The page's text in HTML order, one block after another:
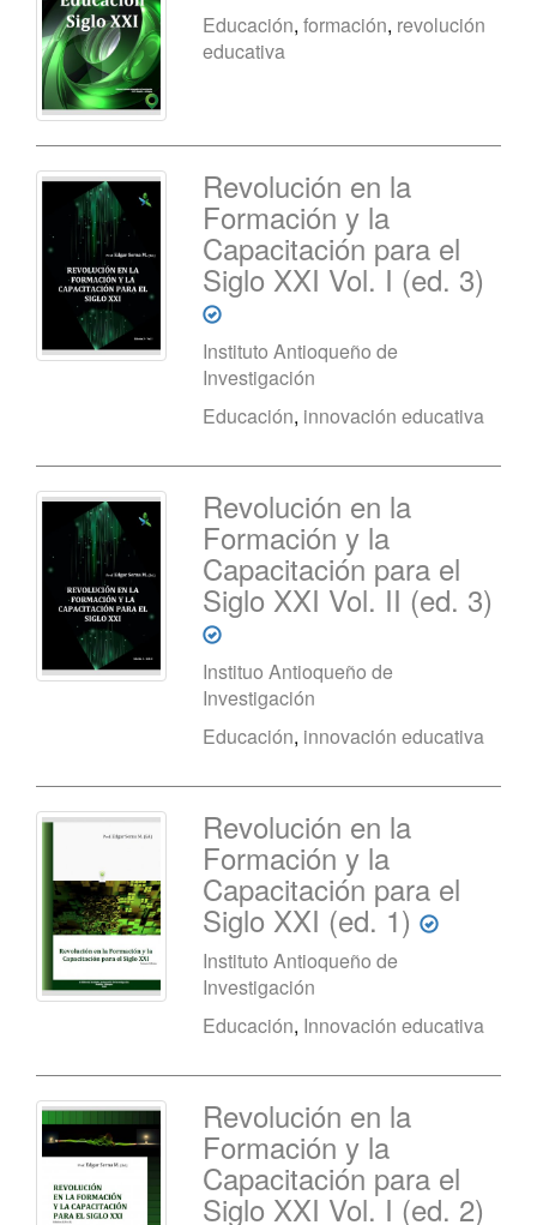
Educación,formación, revolución
educativa
Revolución en la
Formación y la
Capacitación para el
Siglo XXI Vol. I (ed. 3)
Instituto Antioqueño de
Investigación
Educación, innovación educativa
Revolución en la
Formación y la
Capacitación para el
Siglo XXI Vol. II (ed. 3)
Instituo Antioqueño de
Investigación
Educación, innovación educativa
Revolución en la
Formación y la
Capacitación para el
Siglo XXI (ed. 1)
Instituto Antioqueño de
Investigación
Educación, Innovación educativa
Revolución en la
Formación y la
Capacitación para el
Siglo XXI Vol. I (ed. 2)